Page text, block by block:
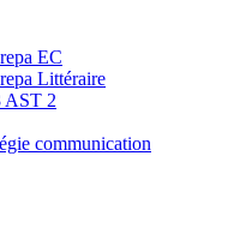
EC
Littéraire
AST 2
communication